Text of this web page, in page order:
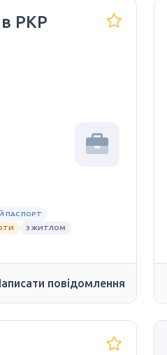
PKP
ПАСПОРТ
З ЖИТЛОМ
повідомлення